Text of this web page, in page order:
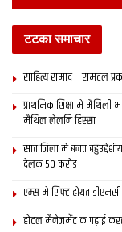
टटका समाचार
साहित्य समाद – समटल
प्राथमिक शि‍क्षा मे
मैथिल लेलनि हिस्सा
सात जिला मे बनत
देलक 50 करोड़
एम्स मे शिफ्ट होयत
होटल मैनेजमेंट क पढ़ाई